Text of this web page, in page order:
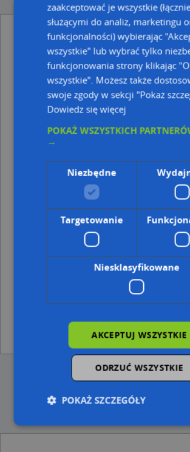
Ulice w pobliżu
Rymanów-Zdrój, Widokowa, Ulica (38-481)
Rymanów-Zdrój, Ogrodowa, Ulica (38-481)
Rymanów-Zdrój, Krzemienna, Ulica (38-
Najbliższe obszary kodów
Kod pocztowy 38-480
Kod pocztowy 38-481
Punkty w pobliżu
SP, PCK 1, 38-481 Rymanów Zdrój
Adresy w pobliżu
Rymanów-Zdrój, Widokowa 15, Ulica (38-
Rymanów-Zdrój, Kasztanowa 80, Ulica (38-
Rymanów-Zdrój, Widokowa 17, Ulica (38-
Rymanów-Zdrój, Kasztanowa 78, Ulica (38-
Rymanów-Zdrój, Kasztanowa 23, Ulica (38-
Rymanów-Zdrój, Widokowa 13, Ulica (38-
Rymanów-Zdrój, Widokowa 19, Ulica (38-
Rymanów-Zdrój, Ogrodowa 45, Ulica (38-
Rymanów-Zdrój, Ogrodowa 43, Ulica (38-
zaakceptować je wszystkie
służącymi do analiz, marketingu
funkcjonalności) wybierając
wszystkie" lub wybrać tylko
funkcjonowania strony klikając
wszystkie". Możesz także
swoje zgody w sekcji "Pokaż
Dowiedz się więcej
POKAŻ WSZYSTKICH
→
Niezbędne
Targetowanie
Niesklasyfikowane
AKCEPTUJ WSZYSTKIE
ODRZUĆ WSZYSTKIE
POKAŻ SZCZEGÓŁY